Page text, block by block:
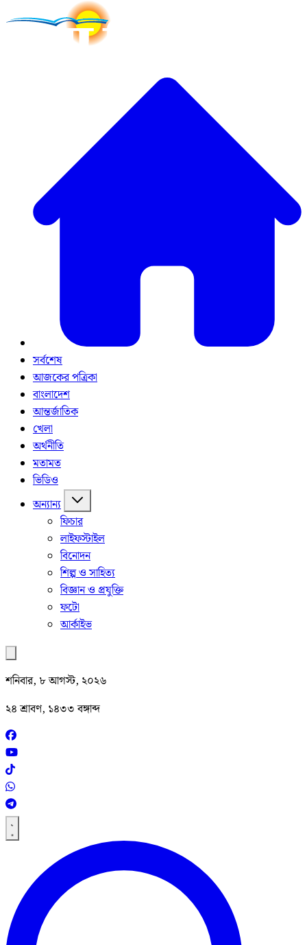
সর্বশেষ
আজকের পত্রিকা
বাংলাদেশ
আন্তর্জাতিক
খেলা
অর্থনীতি
মতামত
ভিডিও
অন্যান্য
ফিচার
লাইফস্টাইল
বিনোদন
শিল্প ও সাহিত্য
বিজ্ঞান ও প্রযুক্তি
ফটো
আর্কাইভ
শনিবার, ৮ আগস্ট, ২০২৬
২৪ শ্রাবণ, ১৪৩৩ বঙ্গাব্দ